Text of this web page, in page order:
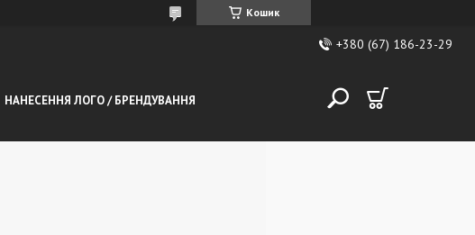
Кошик
+380 (67) 186-23-29
НАНЕСЕННЯ ЛОГО / БРЕНДУВАННЯ